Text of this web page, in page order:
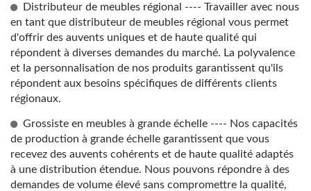
Distributeur de meubles régional ---- Travailler avec nous
en tant que distributeur de meubles régional vous permet
d'offrir des auvents uniques et de haute qualité qui
répondent à diverses demandes du marché. La polyvalence
et la personnalisation de nos produits garantissent qu'ils
répondent aux besoins spécifiques de différents clients
régionaux.
Grossiste en meubles à grande échelle ---- Nos capacités
de production à grande échelle garantissent que vous
recevez des auvents cohérents et de haute qualité adaptés
à une distribution étendue. Nous pouvons répondre à des
demandes de volume élevé sans compromettre la qualité,